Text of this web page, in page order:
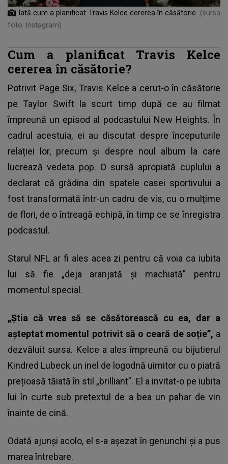
Iată cum a planificat Travis Kelce cererea în căsătorie
(sursa
foto: Instagram)
Cum a planificat Travis Kelce
cererea în căsătorie?
Potrivit Page Six, Travis Kelce a cerut-o în căsătorie
pe Taylor Swift la scurt timp după ce au filmat
împreună un episod al podcastului New Heights. În
cadrul acestuia, ei au discutat despre începuturile
relației lor, precum și despre noul album la care
lucrează vedeta pop. O sursă apropiată cuplului a
declarat că grădina din spatele casei sportivului a
fost transformată într-un cadru de vis, cu o mulțime
de flori, de o întreagă echipă, în timp ce se înregistra
podcastul.
Starul NFL ar fi ales acea zi pentru că voia ca iubita
lui să fie „deja aranjată și machiată” pentru
momentul special.
„Știa că vrea să se căsătorească cu ea, dar a
așteptat momentul potrivit să o ceară de soție”, a
dezvăluit sursa. Kelce a ales împreună cu bijutierul
Kindred Lubeck un inel de logodnă uimitor cu o piatră
prețioasă tăiată în stil „brilliant”. El a invitat-o pe iubita
lui în curte sub pretextul de a bea un pahar de vin
înainte de cină.
Odată ajunși acolo, el s-a așezat în genunchi și a pus
marea întrebare.